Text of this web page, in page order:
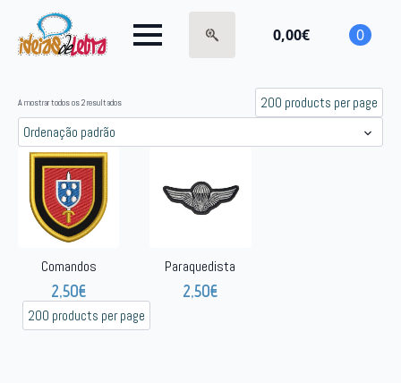
0,00€ 0
A mostrar todos os 2 resultados
Comandos
2,50€
Paraquedista
2,50€